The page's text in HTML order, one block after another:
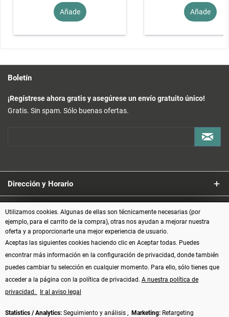
Añade Añade
Boletín
¡Regístrese ahora gratis y asegúrese un envío gratuito único!
Gratis. Sin spam. Sólo buenas ofertas.
Dirección y Horario
Servicio
Información
Formas de pago
Utilizamos cookies. Algunas de ellas son técnicamente necesarias (por
ejemplo, para el carrito de la compra), otras nos ayudan a mejorar nuestra
oferta y a proporcionarte una mejor experiencia de usuario.
Aceptas las siguientes cookies haciendo clic en Aceptar todas. Puedes
encontrar más información en la configuración de privacidad, donde también
puedes cambiar tu selección en cualquier momento. Para ello, sólo tienes que
acceder a la página con la política de privacidad. A nuestra política de
privacidad.
Ir al aviso legal
Statistics / Analytics: Seguimiento y análisis , Marketing: Retargeting